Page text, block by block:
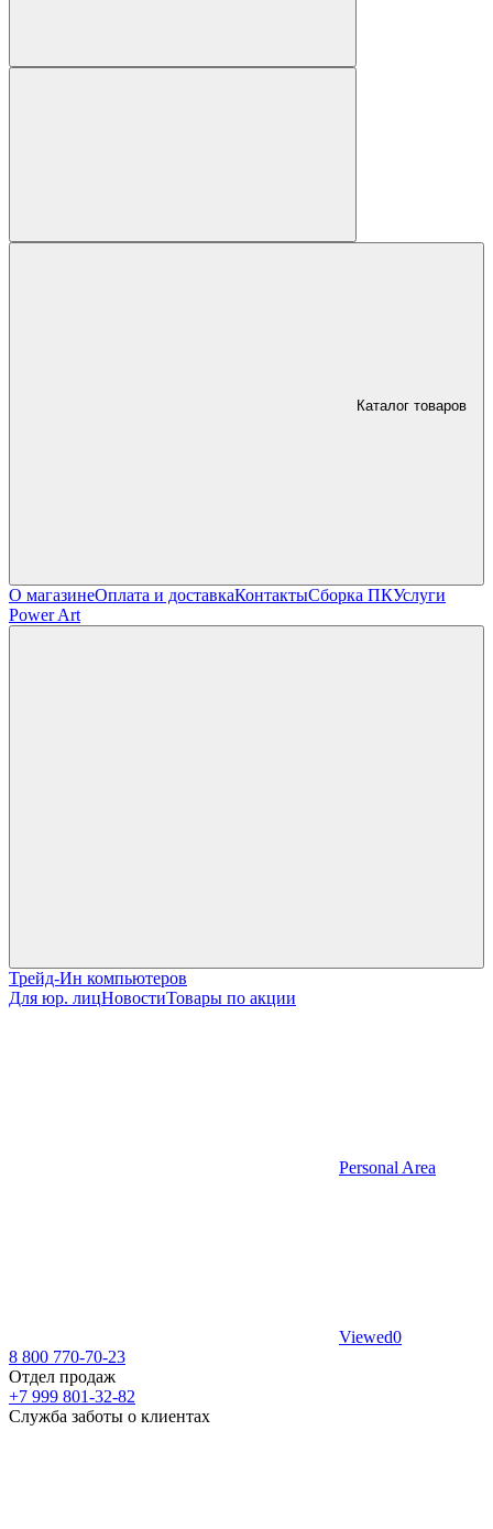
Каталог товаров
О магазинеОплата и доставкаКонтактыСборка ПКУслуги
Power Art
Трейд-Ин компьютеров
Для юр. лицНовостиТовары по акции
Personal Area
Viewed0
8 800 770-70-23
Отдел продаж
+7 999 801-32-82
Служба заботы о клиентах